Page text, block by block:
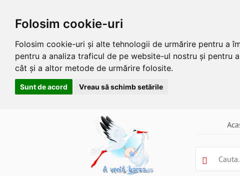
Folosim cookie-uri
Folosim cookie-uri și alte tehnologii de urmărire pentru a
pentru a analiza traficul de pe website-ul nostru și pentru
cât și a altor metode de urmărire folosite.
Sunt de acord Vreau să schimb setările